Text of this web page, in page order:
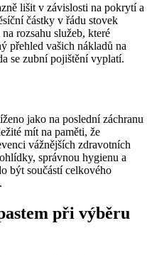
lišit v závislosti na pokrytí a
částky v řádu stovek
rozsahu služeb, které
přehled vašich nákladů na
se zubní pojištění vyplatí.
jako na poslední záchranu
mít na paměti, že
vážnějších zdravotních
správnou hygienu a
být součástí celkového
při výběru